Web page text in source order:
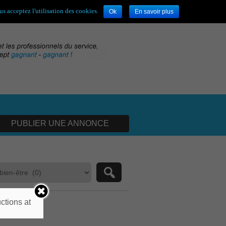
visiteur ![S'enregistrer|Connexion
PUBLIER UNE ANNONCE
acceptez l'utilisation des cookies. Ok En savoir plus
at